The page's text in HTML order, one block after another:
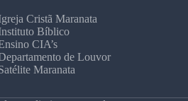
Cristã Maranata
Bíblico
CIA’s
de Louvor
Maranata